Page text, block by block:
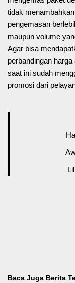
tidak
pengemasan
maupun volume
Agar bisa
perbandingan
saat ini sudah
promosi dari
Baca Juga Berita